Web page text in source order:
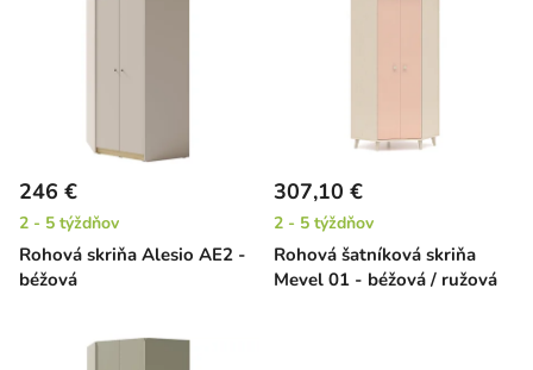
k
t
o
v
r
o
d
u
k
Rohová skriňa Alesio AE2 -
béžová
246 €
2 - 5 týždňov
Rohová šatníková skriňa
Mevel 01 - béžová / ružová
307,10 €
2 - 5 týždňov